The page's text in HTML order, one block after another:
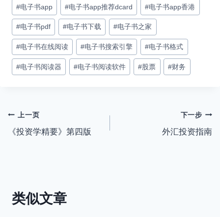
#电子书app #电子书app推荐dcard #电子书app香港
#电子书pdf #电子书下载 #电子书之家
#电子书在线阅读 #电子书搜索引擎 #电子书格式
#电子书阅读器 #电子书阅读软件 #股票 #财务
文
章
上一页
《投资学精要》第四版
下一步
外汇投资指南
类似文章